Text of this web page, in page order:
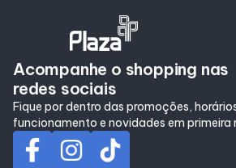
Acompanhe o shopping nas
redes sociais
Fique por dentro das promoções,
funcionamento e novidades em primeira